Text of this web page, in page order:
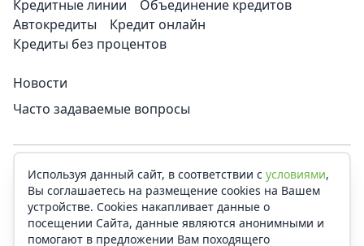
Используя данный сайт, в соответствии с условиями,
Вы соглашаетесь на размещение cookies на Вашем
устройстве. Сookies накапливает данные о
посещении Сайта, данные являются анонимными и
помогают в предложении Вам походящего
Кредитные линии
Объединение кредитов
Автокредиты
Кредит онлайн
Кредиты без процентов
Новости
Часто задаваемые вопросы
CreditSms Латвия
Смотреть все страны
CreditSms не является кредитором или каким-либо